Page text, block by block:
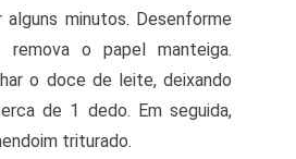
minutos. Desenforme
o papel manteiga.
o doce de leite, deixando
de 1 dedo. Em seguida,
triturado.